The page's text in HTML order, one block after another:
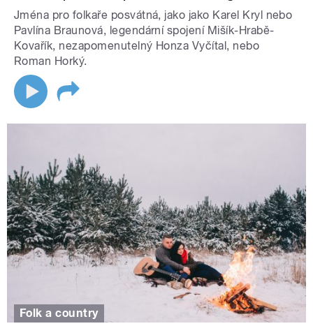
Jména pro folkaře posvátná, jako jako Karel Kryl nebo
Pavlína Braunová, legendární spojení Mišík-Hrabě-
Kovařík, nezapomenutelný Honza Vyčítal, nebo
Roman Horký.
Folk a country